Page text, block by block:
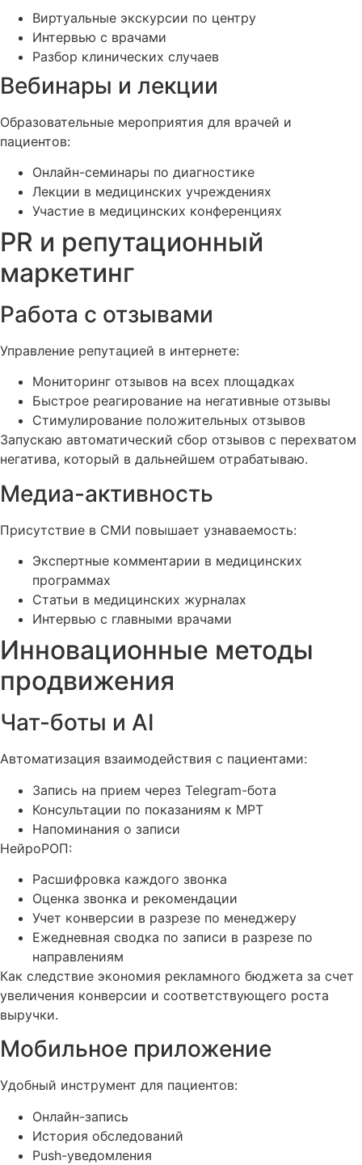
Виртуальные экскурсии по центру
Интервью с врачами
Разбор клинических случаев
Вебинары и лекции
Образовательные мероприятия для врачей и
пациентов:
Онлайн-семинары по диагностике
Лекции в медицинских учреждениях
Участие в медицинских конференциях
PR и репутационный
маркетинг
Работа с отзывами
Управление репутацией в интернете:
Мониторинг отзывов на всех площадках
Быстрое реагирование на негативные отзывы
Стимулирование положительных отзывов
Запускаю автоматический сбор отзывов с перехватом
негатива, который в дальнейшем отрабатываю.
Медиа-активность
Присутствие в СМИ повышает узнаваемость:
Экспертные комментарии в медицинских
программах
Статьи в медицинских журналах
Интервью с главными врачами
Инновационные методы
продвижения
Чат-боты и AI
Автоматизация взаимодействия с пациентами:
Запись на прием через Telegram-бота
Консультации по показаниям к МРТ
Напоминания о записи
НейроРОП:
Расшифровка каждого звонка
Оценка звонка и рекомендации
Учет конверсии в разрезе по менеджеру
Ежедневная сводка по записи в разрезе по
направлениям
Как следствие экономия рекламного бюджета за счет
увеличения конверсии и соответствующего роста
выручки.
Мобильное приложение
Удобный инструмент для пациентов:
Онлайн-запись
История обследований
Push-уведомления